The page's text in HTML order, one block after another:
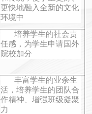
更快地融入全新的文化
环境中
培养学生的社会责
任感，为学生申请国外
院校加分
丰富学生的业余生
活，培养学生的团队合
作精神、增强班级凝聚
力